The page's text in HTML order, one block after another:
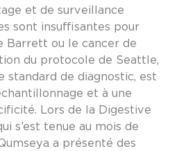
et de surveillance
sont insuffisantes pour
Barrett ou le cancer de
du protocole de Seattle,
standard de diagnostic, est
et à une
Lors de la Digestive
s’est tenue au mois de
a présenté des